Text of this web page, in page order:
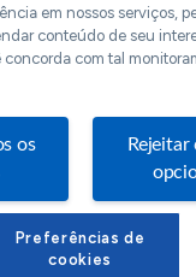
em nossos serviços,
conteúdo de seu
concorda com tal
os
Rejeitar
Preferências de
cookies